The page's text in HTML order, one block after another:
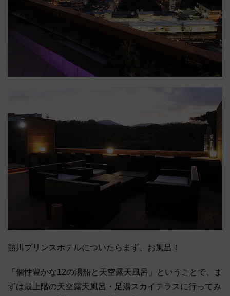
熱川プリンスホテルについたらまず、お風呂！
「個性豊かな12の湯船と天空露天風呂」ということで、ま
ずは最上階の天空露天風呂・足湯スカイテラスに行ってみ